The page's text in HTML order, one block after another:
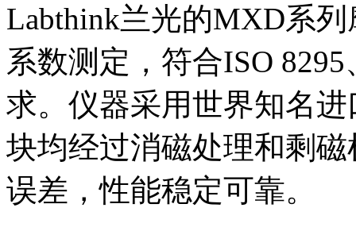
Labthink兰光的MXD系
系数测定，符合ISO
求。仪器采用世界知名
块均经过消磁处理和剩
误差，性能稳定可靠。